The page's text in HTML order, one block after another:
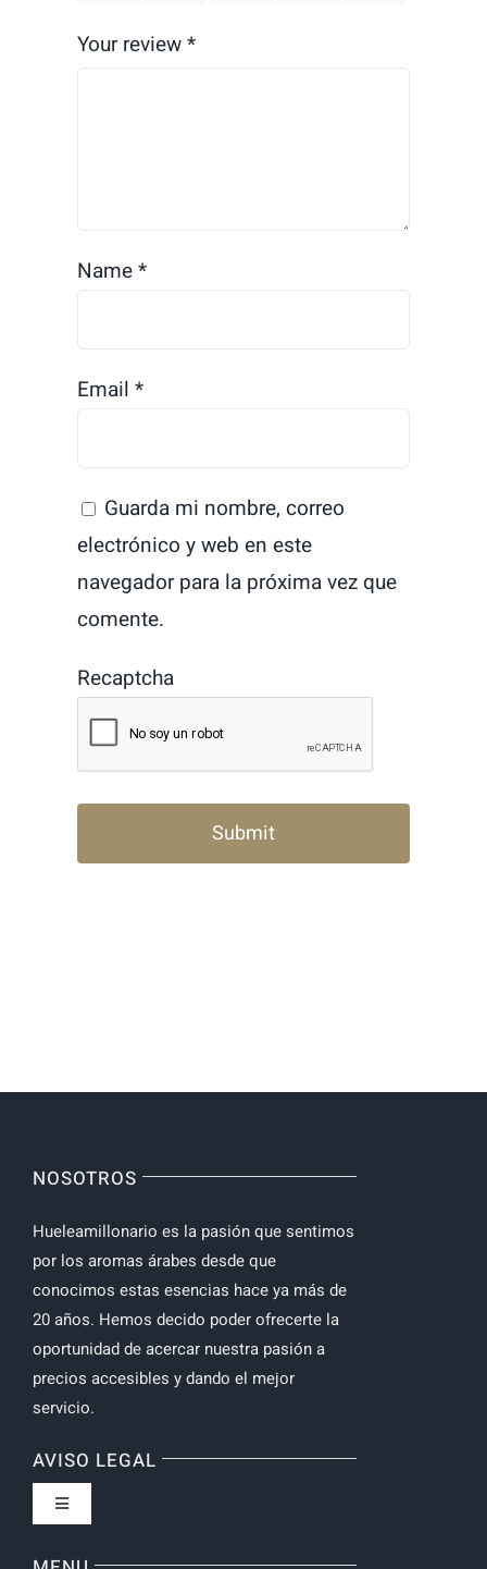
Your review*
Name*
Email *
Guarda mi nombre, correo
electrónico y web en este
navegador para la próxima vez que
comente.
Recaptcha
NOSOTROS
Hueleamillonario es la pasión que sentimos
por los aromas árabes desde que
conocimos estas esencias hace ya más de
20 años. Hemos decido poder ofrecerte la
oportunidad de acercar nuestra pasión a
precios accesibles y dando el mejor
servicio.
AVISO LEGAL
Toggle
Política de privacidad